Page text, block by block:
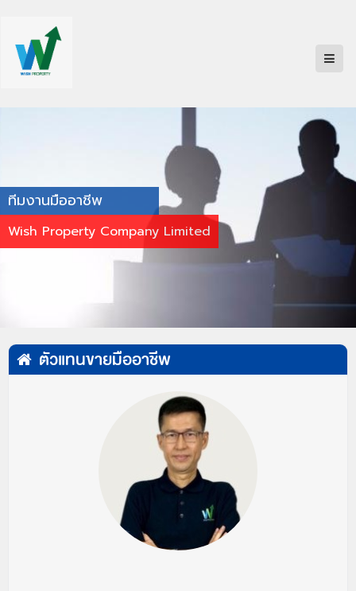
ทีมงานมืออาชีพ
Wish Property Company Limited
ตัวแทนขายมืออาชีพ